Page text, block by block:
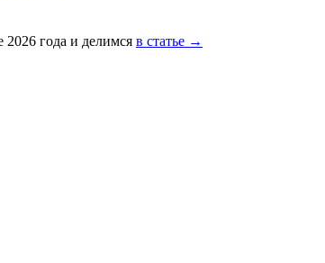
2026 года и делимся в статье →